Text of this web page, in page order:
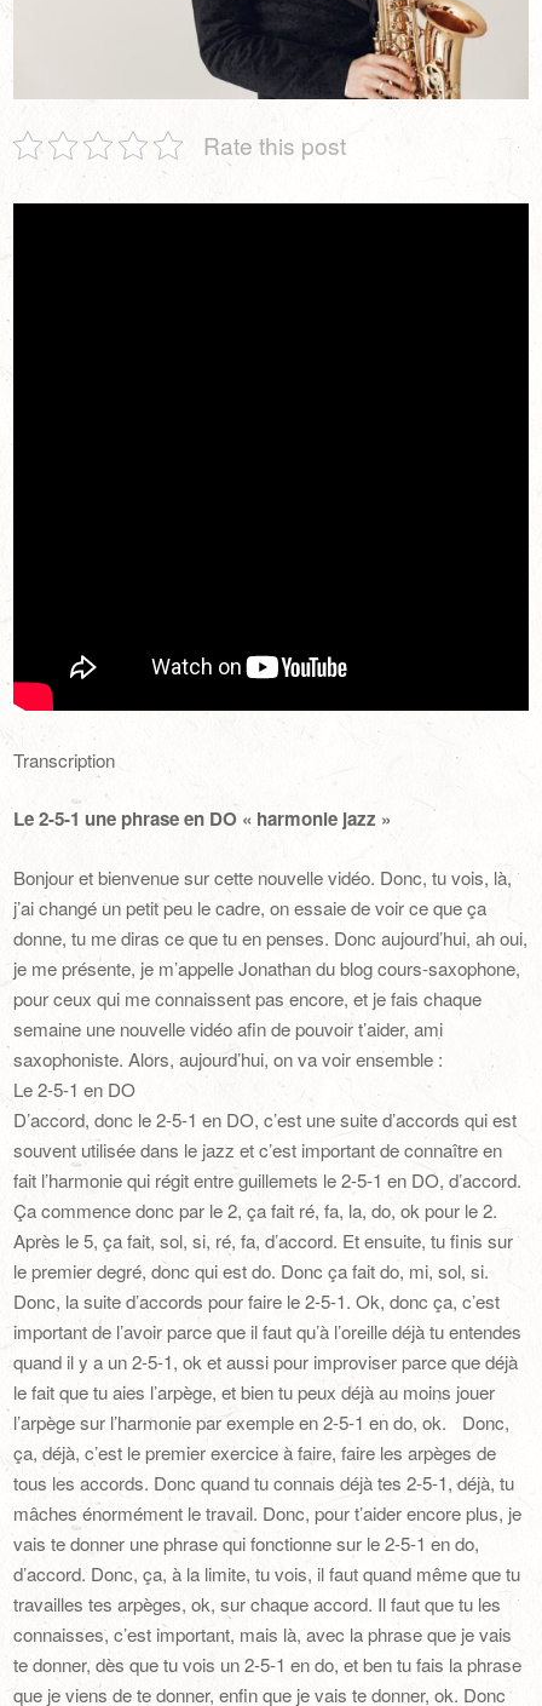
Rate this post
Transcription
Le 2-5-1 une phrase en DO « harmonie jazz »
Bonjour et bienvenue sur cette nouvelle vidéo. Donc, tu vois, là,
j’ai changé un petit peu le cadre, on essaie de voir ce que ça
donne, tu me diras ce que tu en penses. Donc aujourd’hui, ah oui,
je me présente, je m’appelle Jonathan du blog cours-saxophone,
pour ceux qui me connaissent pas encore, et je fais chaque
semaine une nouvelle vidéo afin de pouvoir t’aider, ami
saxophoniste. Alors, aujourd’hui, on va voir ensemble :
Le 2-5-1 en DO
D’accord, donc le 2-5-1 en DO, c’est une suite d’accords qui est
souvent utilisée dans le jazz et c’est important de connaître en
fait l’harmonie qui régit entre guillemets le 2-5-1 en DO, d’accord.
Ça commence donc par le 2, ça fait ré, fa, la, do, ok pour le 2.
Après le 5, ça fait, sol, si, ré, fa, d’accord. Et ensuite, tu finis sur
le premier degré, donc qui est do. Donc ça fait do, mi, sol, si.
Donc, la suite d’accords pour faire le 2-5-1. Ok, donc ça, c’est
important de l’avoir parce que il faut qu’à l’oreille déjà tu entendes
quand il y a un 2-5-1, ok et aussi pour improviser parce que déjà
le fait que tu aies l’arpège, et bien tu peux déjà au moins jouer
l’arpège sur l’harmonie par exemple en 2-5-1 en do, ok. Donc,
ça, déjà, c’est le premier exercice à faire, faire les arpèges de
tous les accords. Donc quand tu connais déjà tes 2-5-1, déjà, tu
mâches énormément le travail. Donc, pour t’aider encore plus, je
vais te donner une phrase qui fonctionne sur le 2-5-1 en do,
d’accord. Donc, ça, à la limite, tu vois, il faut quand même que tu
travailles tes arpèges, ok, sur chaque accord. Il faut que tu les
connaisses, c’est important, mais là, avec la phrase que je vais
te donner, dès que tu vois un 2-5-1 en do, et ben tu fais la phrase
que je viens de te donner, enfin que je vais te donner, ok. Donc